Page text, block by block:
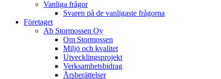
Vanliga frågor
Svaren på de vanligaste frågorna
Företaget
Ab Stormossen Oy
Om Stormossen
Miljö och kvalitet
Utvecklingsprojekt
Verksamhetsbidrag
Årsberättelser